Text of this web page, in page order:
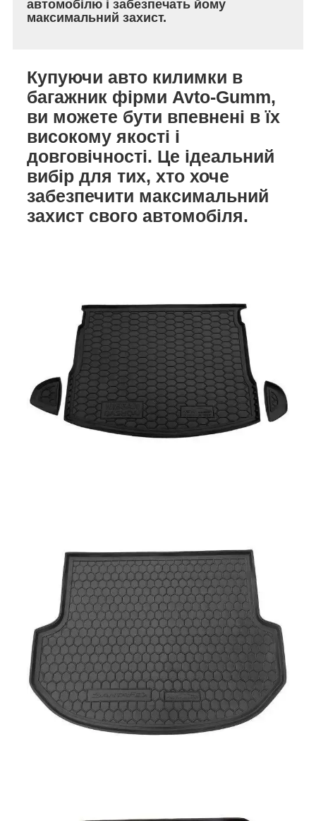
автомобілю і забезпечать йому
максимальний захист.
Купуючи авто килимки в
багажник фірми Avto-Gumm,
ви можете бути впевнені в їх
високому якості і
довговічності. Це ідеальний
вибір для тих, хто хоче
забезпечити максимальний
захист свого автомобіля.